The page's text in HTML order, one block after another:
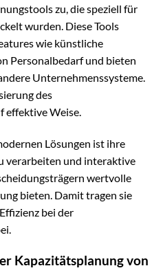
zu, die speziell für
wurden. Diese Tools
wie künstliche
Personalbedarf und bieten
Unternehmenssysteme.
des
effektive Weise.
Lösungen ist ihre
verarbeiten und interaktive
wertvolle
bieten. Damit tragen sie
bei der
Kapazitätsplanung von